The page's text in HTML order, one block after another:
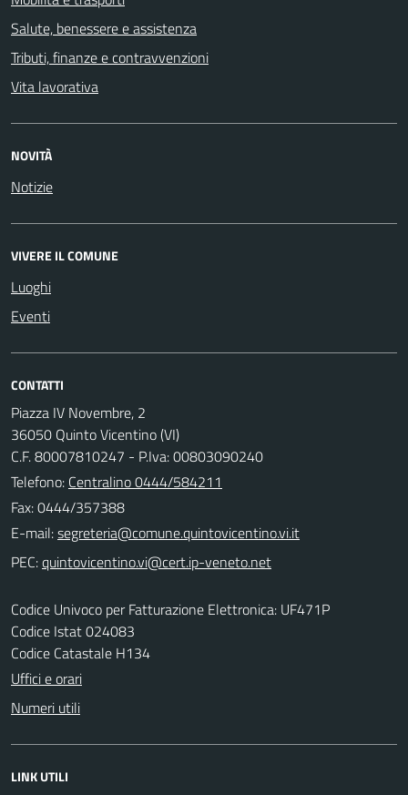
Salute, benessere e assistenza
Tributi, finanze e contravvenzioni
Vita lavorativa
NOVITÀ
Notizie
VIVERE IL COMUNE
Luoghi
Eventi
CONTATTI
Piazza IV Novembre, 2
36050 Quinto Vicentino (VI)
C.F. 80007810247 - P.Iva: 00803090240
Telefono: Centralino 0444/584211
Fax: 0444/357388
E-mail:
PEC:
Codice Univoco per Fatturazione Elettronica: UF471P
Codice Istat 024083
Codice Catastale H134
Uffici e orari
Numeri utili
LINK UTILI